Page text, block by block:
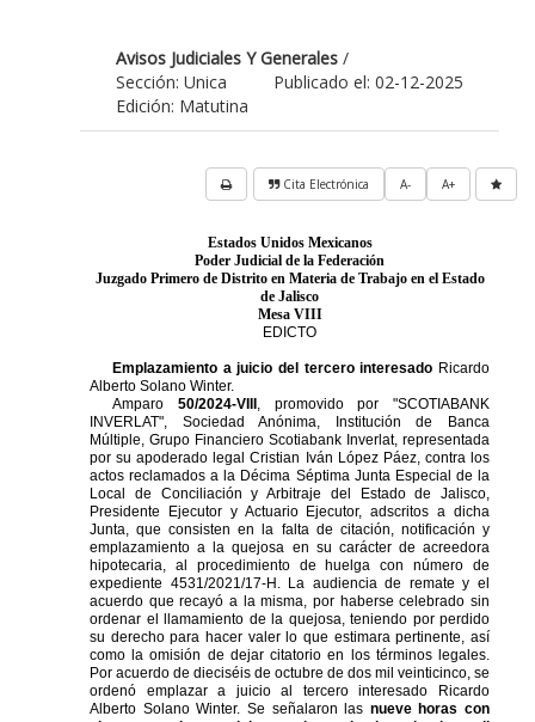
Avisos Judiciales Y Generales /
Publicado el: 02-12-2025
Sección: Unica
Edición: Matutina
A+
A-
Cita Electrónica